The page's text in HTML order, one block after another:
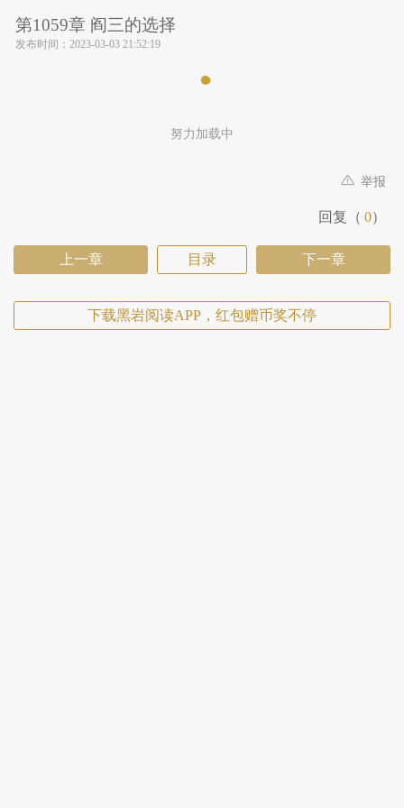
第1059章 阎三的选择
发布时间： 2023-03-03 21:52:19
努力加载中
举报
回复（ 0）
上一章 目录 下一章
下载黑岩阅读APP，红包赠币奖不停